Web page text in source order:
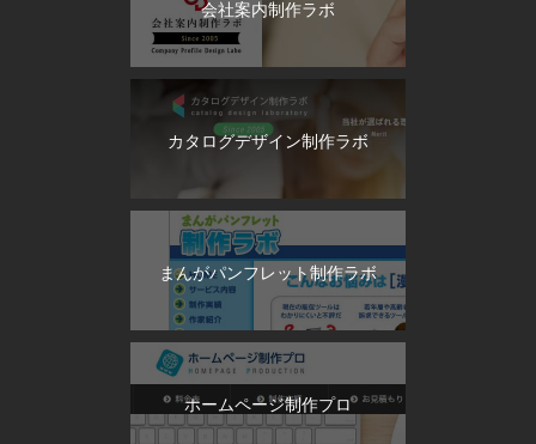
会社案内制作ラボ
カタログデザイン制作ラボ
まんがパンフレット制作ラボ
ホームページ制作プロ